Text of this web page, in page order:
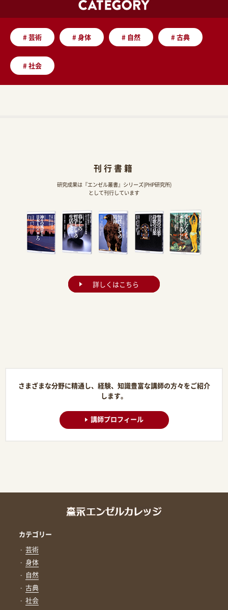
#芸術 #身体 # 自然 #古典
#社会
刊行書籍
研究成果は『エンゼル叢書』シリーズ(PHP研究所)
として刊行しています
詳しくはこちら
さまざまな分野に精通し、経験、知識豊富な講師の方々をご紹介
します。
講師プロフィール
カテゴリー
芸術
身体
自然
古典
社会